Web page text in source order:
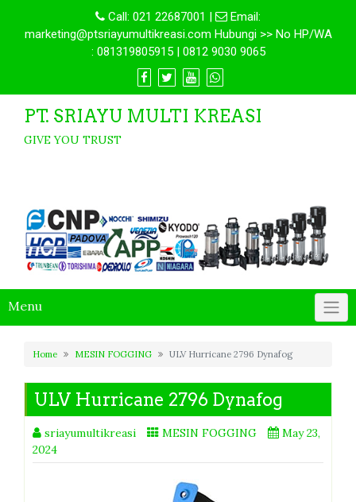
Call: 021 22687001 |
Email:
marketing@ptsriayumultikreasi.com Hubungi >> No HP/WA
: 081319805915 | 0812 9030 9065
PT. SRIAYU MULTI KREASI
GIVE YOU TRUST
Menu
Home MESIN FOGGING ULV Hurricane 2796 Dynafog
ULV Hurricane 2796 Dynafog
sriayumultikreasi MESIN FOGGING
May 23,
2024